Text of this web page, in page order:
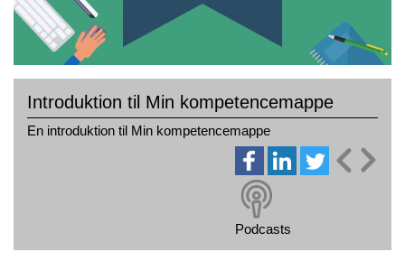
Introduktion til Min kompetencemappe
En introduktion til Min kompetencemappe
Podcasts